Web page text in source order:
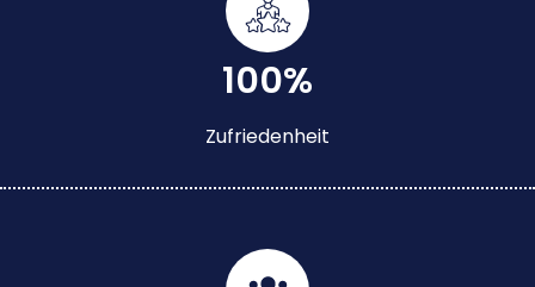
100%
Zufriedenheit